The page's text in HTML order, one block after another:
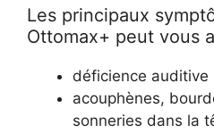
Les principaux
Ottomax+ peut vous
déficience auditive
acouphènes,
sonneries dans la